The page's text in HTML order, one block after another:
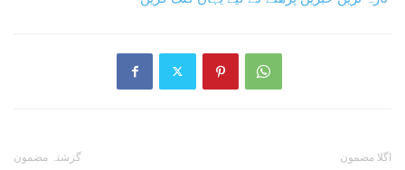
گزشتہ مضمون اگلا مضمون